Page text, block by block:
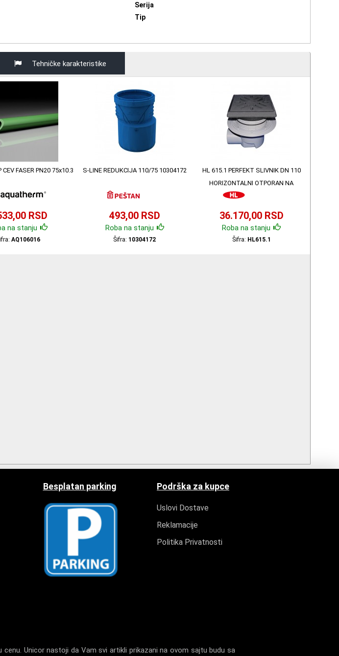
Serija
Tip
Tehničke karakteristike
FASER PN20 75x10.3
RSD
na stanju
AQ106016
S-LINE REDUKCIJA 110/75 10304172
493,00 RSD
Roba na stanju
Šifra: 10304172
HL 615.1 PERFEKT SLIVNIK DN 110
HORIZONTALNI OTPORAN NA
SMRZAVANJE
36.170,00 RSD
Roba na stanju
Šifra: HL615.1
Besplatan parking Podrška za kupce
Uslovi Dostave
Reklamacije
Politika Privatnosti
Unicor nastoji da Vam svi artikli prikazani na ovom sajtu budu sa